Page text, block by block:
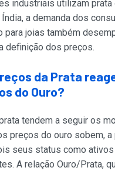
industriais utilizam
a demanda dos
joias também
definição dos preços.
da Prata
do Ouro?
tendem a seguir os
preços do ouro sobem,
seus status como
A relação Ouro/Prata,